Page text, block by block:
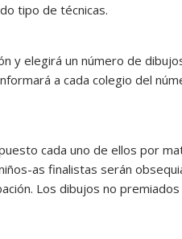
tipo de técnicas.
y elegirá un número de
a cada colegio del
cada uno de ellos por
as finalistas serán
Los dibujos no